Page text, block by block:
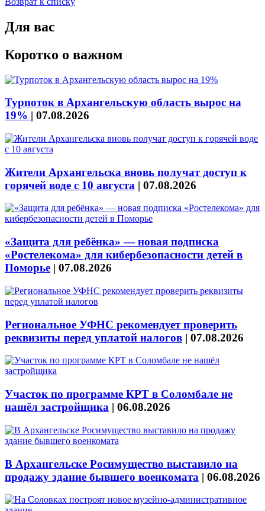
Для вас
Коротко о важном
Турпоток в Архангельскую область вырос на
19% | 07.08.2026
Жители Архангельска вновь получат доступ к
горячей воде с 10 августа | 07.08.2026
«Защита для ребёнка» — новая подписка
«Ростелекома» для кибербезопасности детей в
Поморье | 07.08.2026
Региональное УФНС рекомендует проверить
реквизиты перед уплатой налогов | 07.08.2026
Участок по программе КРТ в Соломбале не
нашёл застройщика | 06.08.2026
В Архангельске Росимущество выставило на
продажу здание бывшего военкомата | 06.08.2026